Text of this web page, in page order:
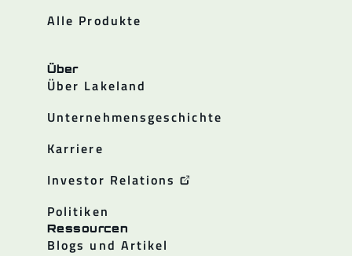
Alle Produkte
Über
Über Lakeland
Unternehmensgeschichte
Karriere
Investor Relations
Politiken
Ressourcen
Blogs und Artikel